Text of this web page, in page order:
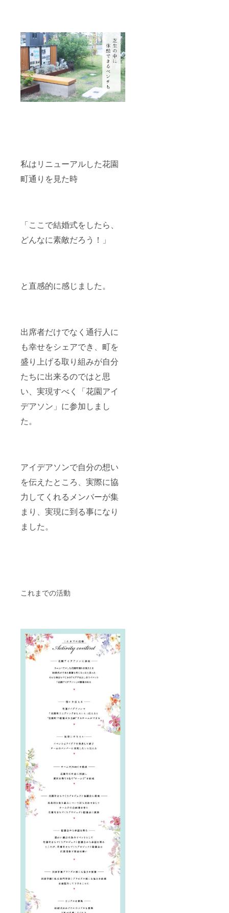
私はリニューアルした花園
町通りを見た時
「ここで結婚式をしたら、
どんなに素敵だろう！」
と直感的に感じました。
出席者だけでなく通行人に
も幸せをシェアでき、町を
盛り上げる取り組みが自分
たちに出来るのではと思
い、実現すべく「花園アイ
デアソン」に参加しまし
た。
アイデアソンで自分の想い
を伝えたところ、実際に協
力してくれるメンバーが集
まり、実現に到る事になり
ました。
これまでの活動